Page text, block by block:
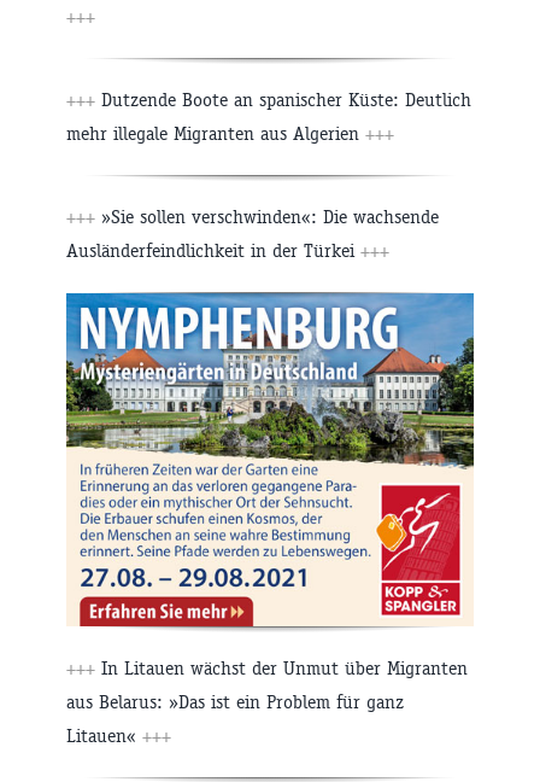
+++
+++ Dutzende Boote an spanischer Küste: Deutlich
mehr illegale Migranten aus Algerien +++
+++ »Sie sollen verschwinden«: Die wachsende
Ausländerfeindlichkeit in der Türkei +++
+++ In Litauen wächst der Unmut über Migranten
aus Belarus: »Das ist ein Problem für ganz
Litauen« +++